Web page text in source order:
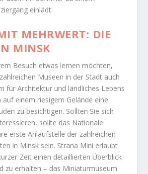
einlädt.
MEHRWERT: DIE
MINSK
Besuch etwas lernen möchten,
Museen in der Stadt auch
für Architektur und ländliches Lebens
einem riesigem Gelände eine
zu besichtigen. Sollten Sie sich
sollte das Nationale
erste Anlaufstelle der zahlreichen
in Minsk sein. Strana Mini erlaubt
Zeit einen detaillierten Überblick
zu erhalten – das Miniaturmuseum